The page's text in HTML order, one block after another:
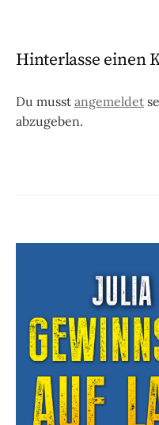
Hinterlasse einen
Du musst angemeldet
abzugeben.